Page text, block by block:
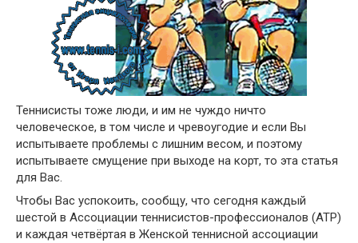
Теннисисты тоже люди, и им не чуждо ничто
человеческое, в том числе и чревоугодие и если Вы
испытываете проблемы с лишним весом, и поэтому
испытываете смущение при выходе на корт, то эта статья
для Вас.
Чтобы Вас успокоить, сообщу, что сегодня каждый
шестой в Ассоциации теннисистов-профессионалов (АТР)
и каждая четвёртая в Женской теннисной ассоциации